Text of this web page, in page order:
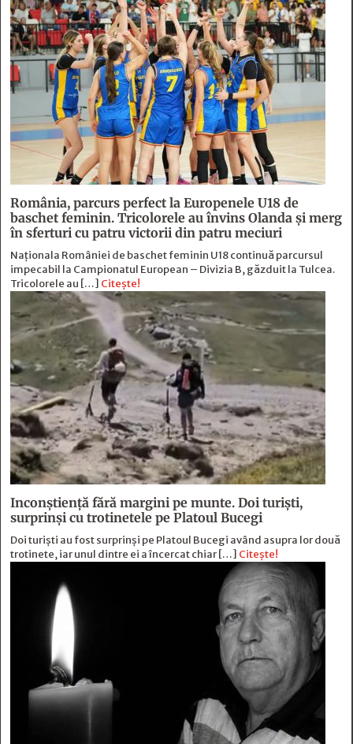
România, parcurs perfect la Europenele U18 de
baschet feminin. Tricolorele au învins Olanda și merg
în sferturi cu patru victorii din patru meciuri
Naționala României de baschet feminin U18 continuă parcursul
impecabil la Campionatul European – Divizia B, găzduit la Tulcea.
Tricolorele au […] Citește!
Inconștiență fără margini pe munte. Doi turiști,
surprinși cu trotinetele pe Platoul Bucegi
Doi turiști au fost surprinși pe Platoul Bucegi având asupra lor două
trotinete, iar unul dintre ei a încercat chiar […] Citește!